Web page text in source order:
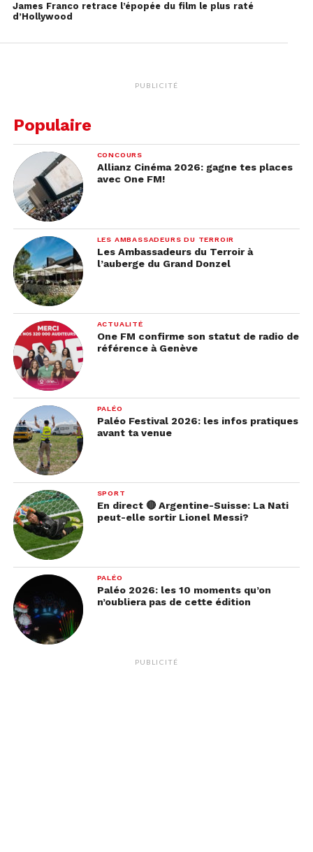
James Franco retrace l’épopée du film le plus raté
d’Hollywood
PUBLICITÉ
Populaire
CONCOURS
Allianz Cinéma 2026: gagne tes places
avec One FM!
LES AMBASSADEURS DU TERROIR
Les Ambassadeurs du Terroir à
l’auberge du Grand Donzel
ACTUALITÉ
One FM confirme son statut de radio de
référence à Genève
PALÉO
Paléo Festival 2026: les infos pratiques
avant ta venue
SPORT
En direct 🔴 Argentine-Suisse: La Nati
peut-elle sortir Lionel Messi?
PALÉO
Paléo 2026: les 10 moments qu’on
n’oubliera pas de cette édition
PUBLICITÉ